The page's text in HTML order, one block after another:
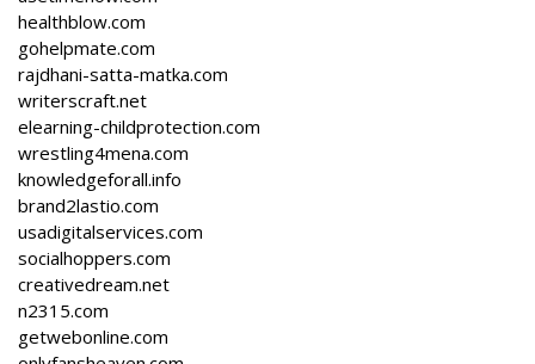
healthblow.com
gohelpmate.com
rajdhani-satta-matka.com
writerscraft.net
elearning-childprotection.com
wrestling4mena.com
knowledgeforall.info
brand2lastio.com
usadigitalservices.com
socialhoppers.com
creativedream.net
n2315.com
getwebonline.com